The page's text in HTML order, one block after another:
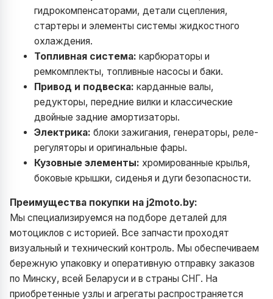
гидрокомпенсаторами, детали сцепления,
стартеры и элементы системы жидкостного
охлаждения.
Топливная система: карбюраторы и
ремкомплекты, топливные насосы и баки.
Привод и подвеска: карданные валы,
редукторы, передние вилки и классические
двойные задние амортизаторы.
Электрика: блоки зажигания, генераторы, реле-
регуляторы и оригинальные фары.
Кузовные элементы: хромированные крылья,
боковые крышки, сиденья и дуги безопасности.
Преимущества покупки на j2moto.by:
Мы специализируемся на подборе деталей для
мотоциклов с историей. Все запчасти проходят
визуальный и технический контроль. Мы обеспечиваем
бережную упаковку и оперативную отправку заказов
по Минску, всей Беларуси и в страны СНГ. На
приобретенные узлы и агрегаты распространяется